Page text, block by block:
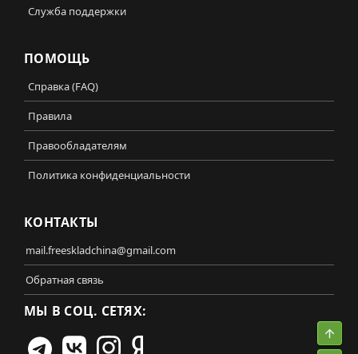
Служба поддержки
ПОМОЩЬ
Справка (FAQ)
Правила
Правообладателям
Политика конфиденциальности
КОНТАКТЫ
mail.freeskladchina@gmail.com
Обратная связь
МЫ В СОЦ. СЕТЯХ: